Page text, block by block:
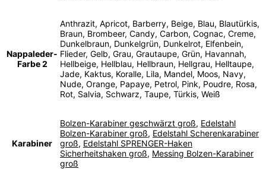
Nappaleder-
Farbe 2
Anthrazit, Apricot, Barberry, Beige, Blau, Blautürkis,
Braun, Brombeer, Candy, Carbon, Cognac, Creme,
Dunkelbraun, Dunkelgrün, Dunkelrot, Elfenbein,
Flieder, Gelb, Grau, Grautaupe, Grün, Havannah,
Hellbeige, Hellblau, Hellbraun, Hellgrau, Helltaupe,
Jade, Kaktus, Koralle, Lila, Mandel, Moos, Navy,
Nude, Orange, Papaye, Petrol, Pink, Poudre, Rosa,
Rot, Salvia, Schwarz, Taupe, Türkis, Weiß
Karabiner
Bolzen-Karabiner geschwärzt groß, Edelstahl
Bolzen-Karabiner groß, Edelstahl Scherenkarabiner
groß, Edelstahl SPRENGER-Haken
Sicherheitshaken groß, Messing Bolzen-Karabiner
groß